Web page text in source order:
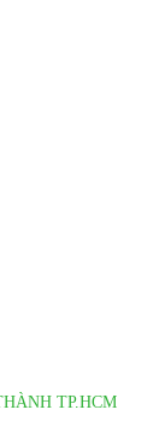
TP.HCM